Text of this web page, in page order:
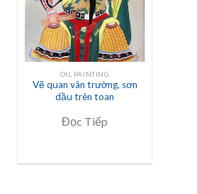
OIL PAINTING
Vẽ quan vân trường, sơn
dầu trên toan
Đọc Tiếp